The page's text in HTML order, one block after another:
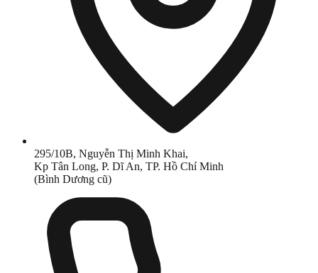
295/10B, Nguyễn Thị Minh Khai,
Kp Tân Long, P. Dĩ An, TP. Hồ Chí Minh
(Bình Dương cũ)